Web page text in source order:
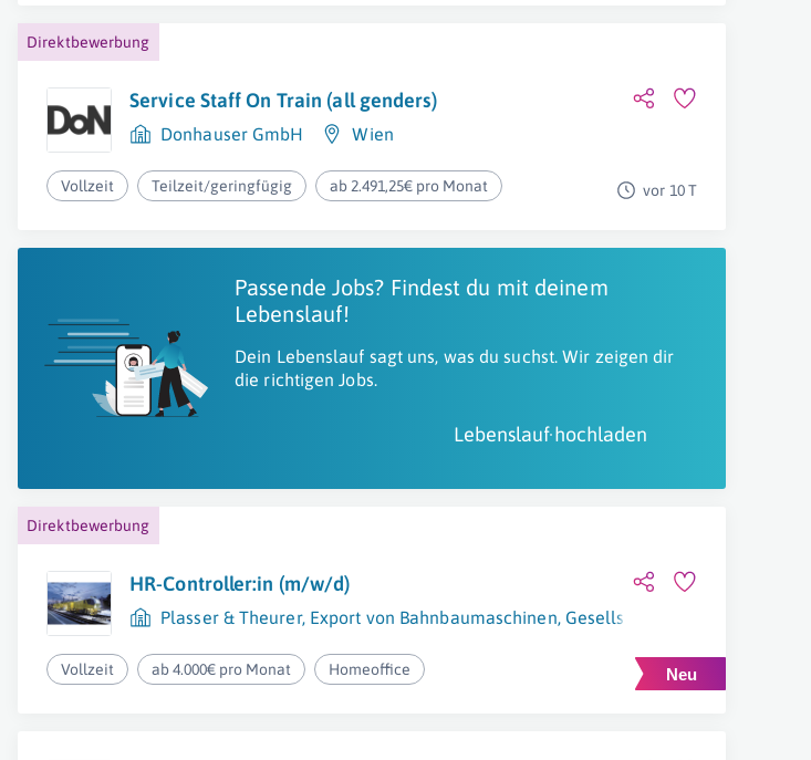
Direktbewerbung
Service Staff On Train (all genders)
Donhauser GmbH Wien
Vollzeit Teilzeit/geringfügig ab 2.491,25€ pro Monat vor 10 T
Passende Jobs? Findest du mit deinem
Lebenslauf!
Dein Lebenslauf sagt uns, was du suchst. Wir zeigen dir
die richtigen Jobs.
Lebenslauf hochladen
Direktbewerbung
HR-Controller:in (m/w/d)
Plasser & Theurer, Export von Bahnbaumaschinen, Gesellschaft m.b.H.
Vollzeit ab 4.000€ pro Monat Homeoffice